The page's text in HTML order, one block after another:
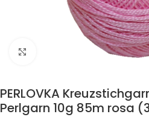
Zum Vergrößern anklicken
PERLOVKA
Perlgarn 10g 85m rosa